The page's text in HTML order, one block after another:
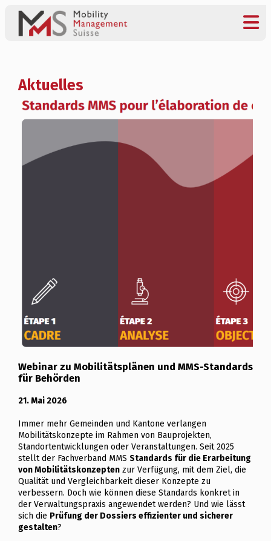
Aktuelles
Webinar zu Mobilitätsplänen und MMS-Standards
für Behörden
21. Mai 2026
Immer mehr Gemeinden und Kantone verlangen
Mobilitätskonzepte im Rahmen von Bauprojekten,
Standortentwicklungen oder Veranstaltungen. Seit 2025
stellt der Fachverband MMS Standards für die Erarbeitung
von Mobilitätskonzeptenzur Verfügung, mit dem Ziel, die
Qualität und Vergleichbarkeit dieser Konzepte zu
verbessern. Doch wie können diese Standards konkret in
der Verwaltungspraxis angewendet werden? Und wie lässt
sich die Prüfung der Dossiers effizienter und sicherer
gestalten?